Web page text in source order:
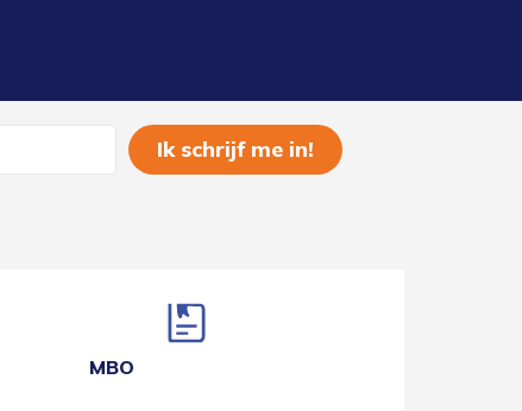
MBO